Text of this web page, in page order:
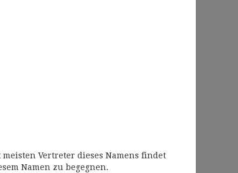
Vertreter dieses Namens findet
Namen zu begegnen.